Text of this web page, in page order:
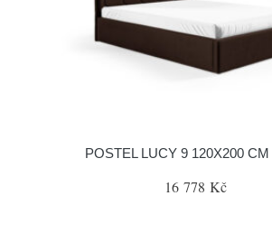
POSTEL LUCY 9 120X200
16 778 Kč